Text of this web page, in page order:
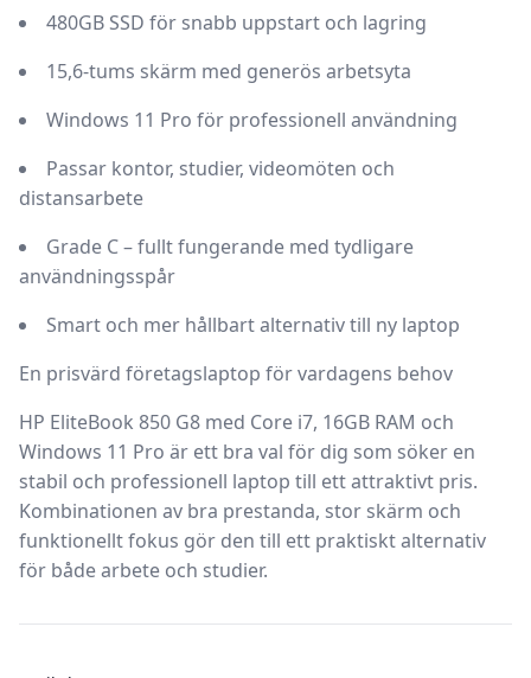
480GB SSD för snabb uppstart och lagring
15,6-tums skärm med generös arbetsyta
Windows 11 Pro för professionell användning
Passar kontor, studier, videomöten och
distansarbete
Grade C – fullt fungerande med tydligare
användningsspår
Smart och mer hållbart alternativ till ny laptop
En prisvärd företagslaptop för vardagens behov
HP EliteBook 850 G8 med Core i7, 16GB RAM och
Windows 11 Pro är ett bra val för dig som söker en
stabil och professionell laptop till ett attraktivt pris.
Kombinationen av bra prestanda, stor skärm och
funktionellt fokus gör den till ett praktiskt alternativ
för både arbete och studier.